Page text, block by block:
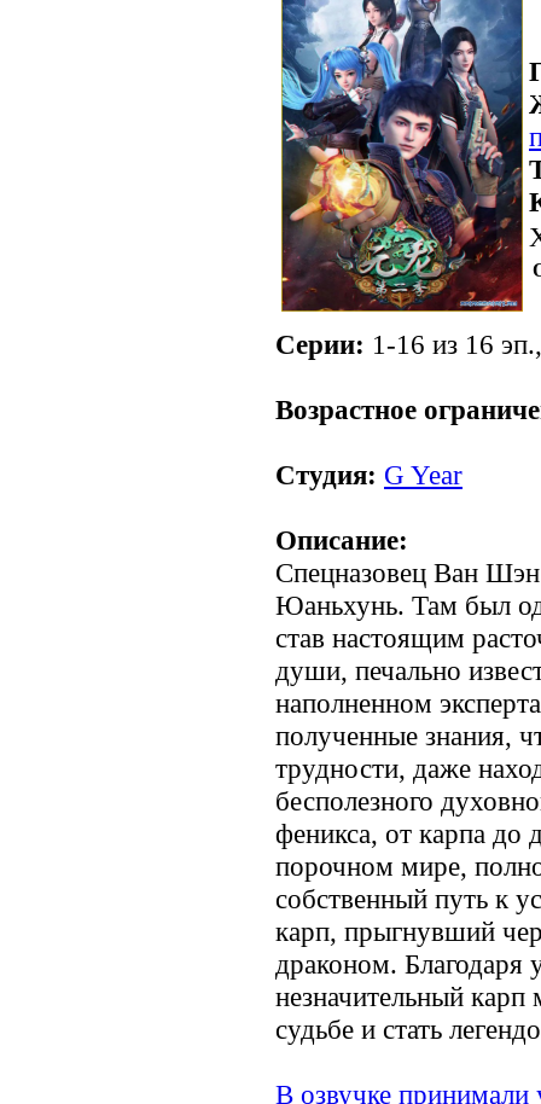
Серии: 1-16 из 16
Возрастное
Студия: G Year
Описание:
Спецназовец Ван
Юаньхунь. Там был
став настоящим
души, печально
наполненном
полученные знания,
трудности, даже
бесполезного
феникса, от карпа до
порочном мире,
собственный путь к
карп, прыгнувший
драконом. Благодаря
незначительный
судьбе и стать
В озвучке принимали